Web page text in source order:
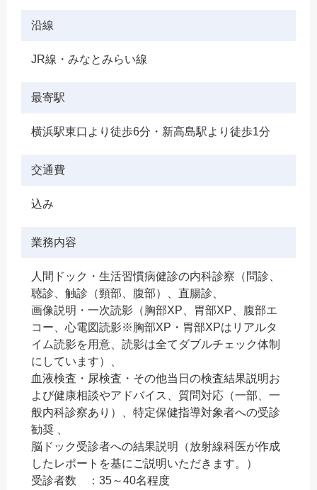
沿線
JR線・みなとみらい線
最寄駅
横浜駅東口より徒歩6分・新高島駅より徒歩1分
交通費
込み
業務内容
人間ドック・生活習慣病健診の内科診察（問診、
聴診、触診（頸部、腹部）、直腸診、
画像説明・一次読影（胸部XP、胃部XP、腹部エ
コー、心電図読影※胸部XP・胃部XPはリアルタ
イム読影を用意、読影は全てダブルチェック体制
にしています）、
血液検査・尿検査・その他当日の検査結果説明お
よび健康相談やアドバイス、質問対応（一部、一
般内科診察あり）、特定保健指導対象者への受診
勧奨 、
脳ドック受診者への結果説明（放射線科医が作成
したレポートを基にご説明いただきます。）
受診者数 ：35～40名程度